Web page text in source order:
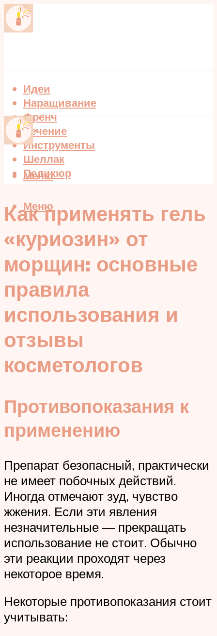
Идеи
Наращивание
Френч
Лечение
Инструменты
Шеллак
Педикюр
Меню
Меню
Как применять гель
«куриозин» от
морщин: основные
правила
использования и
отзывы
косметологов
Противопоказания к
применению
Препарат безопасный, практически
не имеет побочных действий.
Иногда отмечают зуд, чувство
жжения. Если эти явления
незначительные — прекращать
использование не стоит. Обычно
эти реакции проходят через
некоторое время.
Некоторые противопоказания стоит
учитывать: